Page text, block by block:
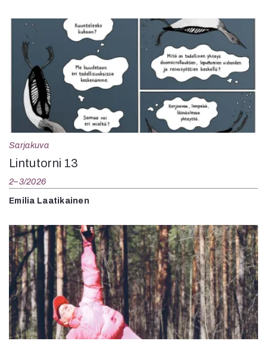
Sarjakuva
Lintutorni 13
2–3/2026
Emilia Laatikainen